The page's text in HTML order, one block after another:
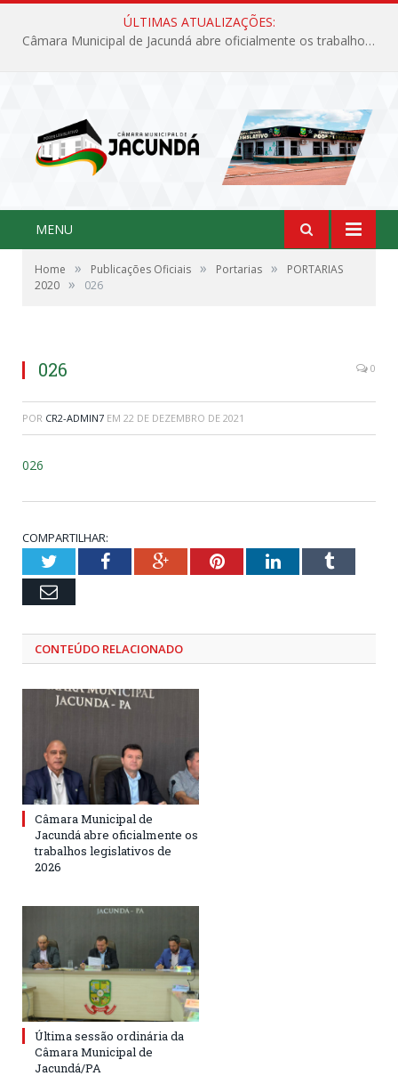
ÚLTIMAS ATUALIZAÇÕES:
Câmara Municipal de Jacundá abre oficialmente os trabalhos legislativos de 2026
MENU
Home » Publicações Oficiais » Portarias »
PORTARIAS
2020 » 026
026 0
POR CR2-ADMIN7 EM 22 DE DEZEMBRO DE 2021
026
COMPARTILHAR:
TwitterFacebookGoogle+PinterestLinkedInTumblr
Email
CONTEÚDO RELACIONADO
Câmara Municipal de
Jacundá abre oficialmente os
trabalhos legislativos de
2026
Última sessão ordinária da
Câmara Municipal de
Jacundá/PA